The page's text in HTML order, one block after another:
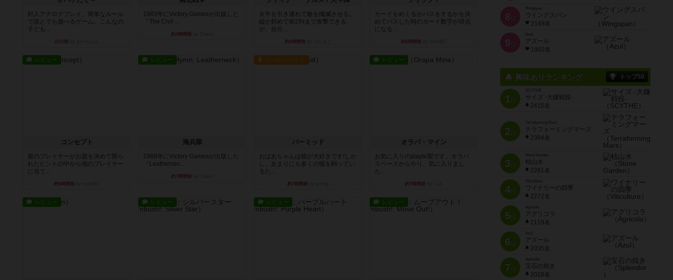
対人アナログプレイ。簡単なルール
で誰とでも遊べるゲーム。こんなの
子ども...
21分前
1983年にVictory Gamesが出版した
『The Civil ...
約4時間前
火牛を引き連れて敵を殲滅させる。
縦か斜めで前2列まで攻撃できる
が、自分...
約6時間前
カードをめくるかパスをするかを決
めてパスした時のカード数字が得点
になる...
約6時間前
レビュー
コンセプト
親のプレイヤーがお題を決めて限ら
れたヒントの中から他のプレイヤー
に当て...
約6時間前
レビュー
海兵隊
1988年にVictory Gamesが出版した
『Leathernec...
約7時間前
ルール/インスト
パーミッド
おばあちゃんは猫が大好きです!しか
し、あまりにも多くの猫を飼ってい
るた...
約7時間前
レビュー
オラパ・マイン
お気に入りのplayte製です。オラパ
スペースからやり、気に入りまし
た...
約7時間前
レビュー レビュー レビュー レビュー
8 位
Wingspan
ウイングスパン
2149名
9 位
Azul
アズール
1903名
興味ありランキング トップ50
1位
SCYTHE
サイズ -大鎌戦役-
2415名
2位
Terraforming Mars
テラフォーミングマーズ
2394名
3位
Stone Garden
枯山水
2281名
4位
Viticulture
ワイナリーの四季
2272名
5位
Agricola
アグリコラ
2119名
6位
Azul
アズール
2035名
7位
宝石の煌き
2028名